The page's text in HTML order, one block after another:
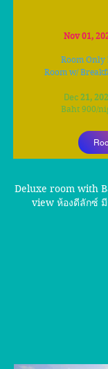
Nov 01,
Room Only
Room w/
Dec 21,
Baht 900/
Deluxe room with
view ห้องดีลักซ์ มี